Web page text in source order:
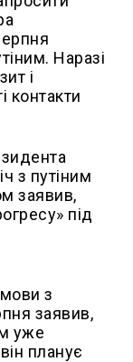
Наразі
і
контакти
з путіним
заявив,
під
з
заявив,
уже
планує